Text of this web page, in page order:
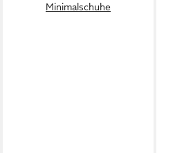
Minimalschuhe